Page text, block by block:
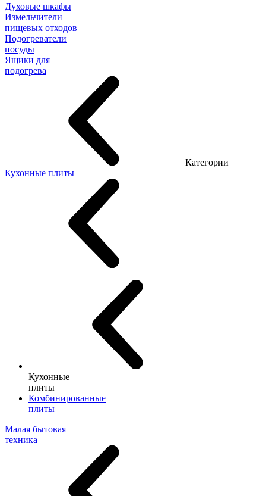
Духовые шкафы
Измельчители
пищевых отходов
Подогреватели
посуды
Ящики для
подогрева
Категории
Кухонные плиты
Кухонные
плиты
Комбинированные
плиты
Малая бытовая
техника